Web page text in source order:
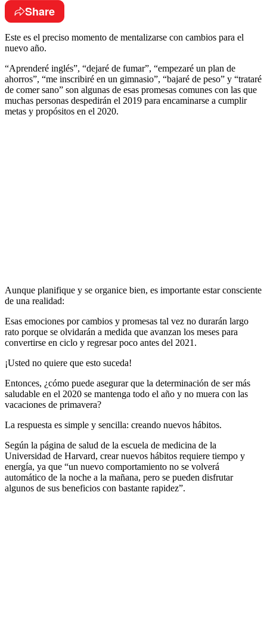
Share
Este es el preciso momento de mentalizarse con cambios para el
nuevo año.
“Aprenderé inglés”, “dejaré de fumar”, “empezaré un plan de
ahorros”, “me inscribiré en un gimnasio”, “bajaré de peso” y “trataré
de comer sano” son algunas de esas promesas comunes con las que
muchas personas despedirán el 2019 para encaminarse a cumplir
metas y propósitos en el 2020.
Aunque planifique y se organice bien, es importante estar consciente
de una realidad:
Esas emociones por cambios y promesas tal vez no durarán largo
rato porque se olvidarán a medida que avanzan los meses para
convertirse en ciclo y regresar poco antes del 2021.
¡Usted no quiere que esto suceda!
Entonces, ¿cómo puede asegurar que la determinación de ser más
saludable en el 2020 se mantenga todo el año y no muera con las
vacaciones de primavera?
La respuesta es simple y sencilla: creando nuevos hábitos.
Según la página de salud de la escuela de medicina de la
Universidad de Harvard, crear nuevos hábitos requiere tiempo y
energía, ya que “un nuevo comportamiento no se volverá
automático de la noche a la mañana, pero se pueden disfrutar
algunos de sus beneficios con bastante rapidez”.